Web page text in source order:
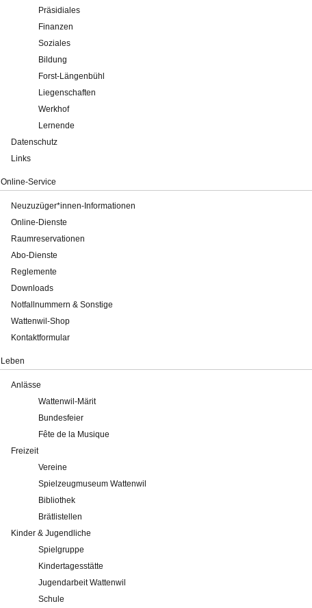
Präsidiales
Finanzen
Soziales
Bildung
Forst-Längenbühl
Liegenschaften
Werkhof
Lernende
Datenschutz
Links
Online-Service
Neuzuzüger*innen-Informationen
Online-Dienste
Raumreservationen
Abo-Dienste
Reglemente
Downloads
Notfallnummern & Sonstige
Wattenwil-Shop
Kontaktformular
Leben
Anlässe
Wattenwil-Märit
Bundesfeier
Fête de la Musique
Freizeit
Vereine
Spielzeugmuseum Wattenwil
Bibliothek
Brätlistellen
Kinder & Jugendliche
Spielgruppe
Kindertagesstätte
Jugendarbeit Wattenwil
Schule